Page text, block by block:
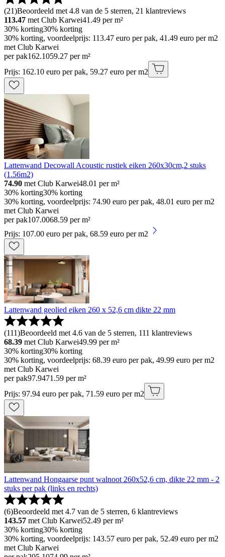
(21)Beoordeeld met 4.8 van de 5 sterren, 21 klantreviews
113.47 met Club Karwei41.49 per m²
30% korting30% korting
30% korting, voordeelprijs: 113.47 euro per pak, 41.49 euro per m2
met Club Karwei
per pak162.1059.27 per m²
Prijs: 162.10 euro per pak, 59.27 euro per m2
Lattenwand Decowall Acoustic rustiek eiken 260x30cm,2 stuks
(1.56m2)
74.90 met Club Karwei48.01 per m²
30% korting30% korting
30% korting, voordeelprijs: 74.90 euro per pak, 48.01 euro per m2
met Club Karwei
per pak107.0068.59 per m²
Prijs: 107.00 euro per pak, 68.59 euro per m2
Lattenwand geolied eiken 260 x 52,6 cm dikte 22 mm
(111)Beoordeeld met 4.6 van de 5 sterren, 111 klantreviews
68.39 met Club Karwei49.99 per m²
30% korting30% korting
30% korting, voordeelprijs: 68.39 euro per pak, 49.99 euro per m2
met Club Karwei
per pak97.9471.59 per m²
Prijs: 97.94 euro per pak, 71.59 euro per m2
Lattenwand Hongaarse punt walnoot 260x52,6 cm, dikte 22 mm - 2
stuks per pak (links en rechts)
(6)Beoordeeld met 4.7 van de 5 sterren, 6 klantreviews
143.57 met Club Karwei52.49 per m²
30% korting30% korting
30% korting, voordeelprijs: 143.57 euro per pak, 52.49 euro per m2
met Club Karwei